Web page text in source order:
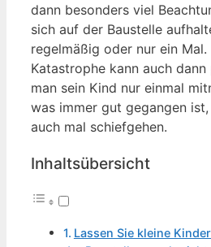
dann besonders viel
sich auf der Baustelle
regelmäßig oder nur ein Mal.
Katastrophe kann auch dann
man sein Kind nur einmal
was immer gut gegangen
auch mal schiefgehen.
Inhaltsübersicht
Lassen Sie kleine